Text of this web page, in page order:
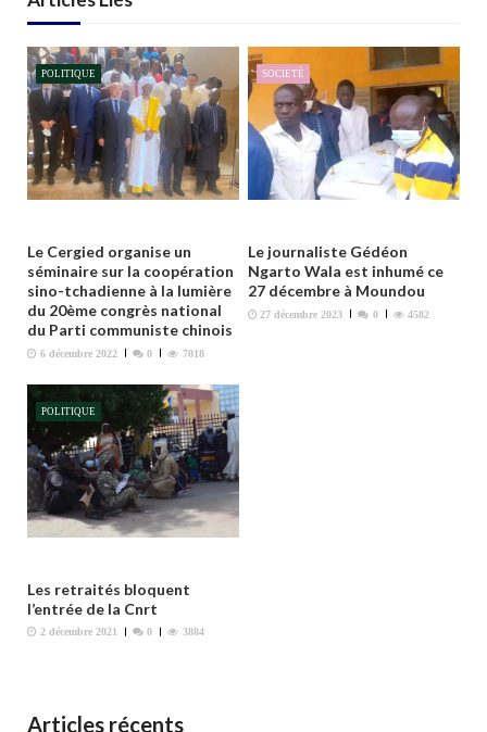
o
n
d
e
l
’
a
t
i
c
l
e
POLITIQUE
Le Cergied organise un
séminaire sur la coopération
sino-tchadienne à la lumière
du 20ème congrès national
du Parti communiste chinois
6 décembre 2022 0 7018
SOCIETÉ
Le journaliste Gédéon
Ngarto Wala est inhumé ce
27 décembre à Moundou
27 décembre 2023 0 4582
POLITIQUE
Les retraités bloquent
l’entrée de la Cnrt
2 décembre 2021 0 3884
Articles récents